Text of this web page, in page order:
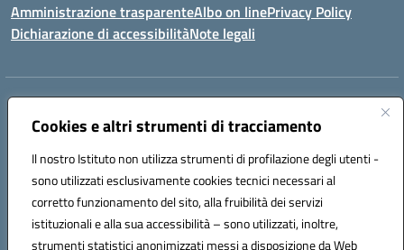
Cookies e altri strumenti di tracciamento
Il nostro Istituto non utilizza strumenti di profilazione degli utenti -
sono utilizzati esclusivamente cookies tecnici necessari al
corretto funzionamento del sito, alla fruibilità dei servizi
istituzionali e alla sua accessibilità – sono utilizzati, inoltre,
strumenti statistici anonimizzati messi a disposizione da Web
Amministrazione trasparenteAlbo on linePrivacy Policy
Dichiarazione di accessibilitàNote legali
Indirizzo:
Centralino:078170786 Email:caic875002@istruzione.it
Codice fiscale: 90027700922
Codice meccanografico:
CAIC875002
Codice unico di fatturazione (CUF): UFVRG0